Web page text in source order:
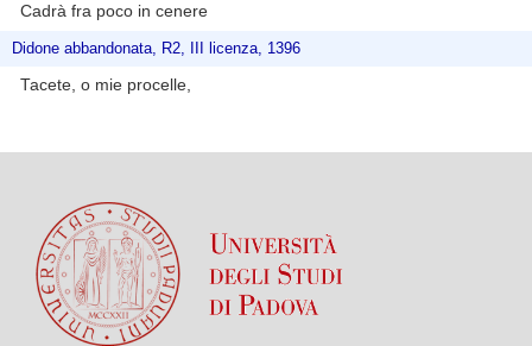
Cadrà fra poco in cenere
Didone abbandonata, R2, III licenza, 1396
Tacete, o mie procelle,